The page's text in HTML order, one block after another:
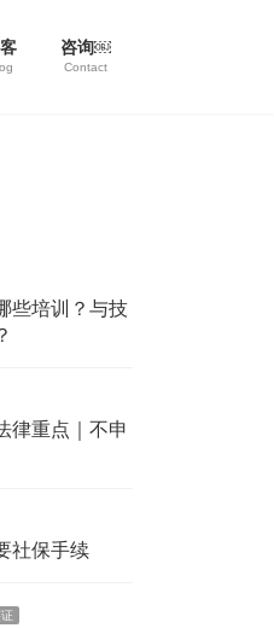
咨询￼
Contact
些培训？与技
律重点｜不申
社保手续